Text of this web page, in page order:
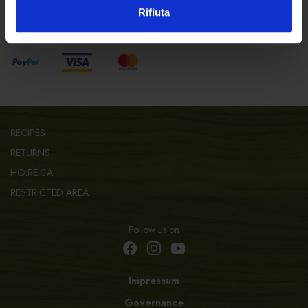
Rifiuta
Pay safely with:
RECIPES
RETURNS
HO.RE.CA.
RESTRICTED AREA
Follow us on
Impressum
Governance